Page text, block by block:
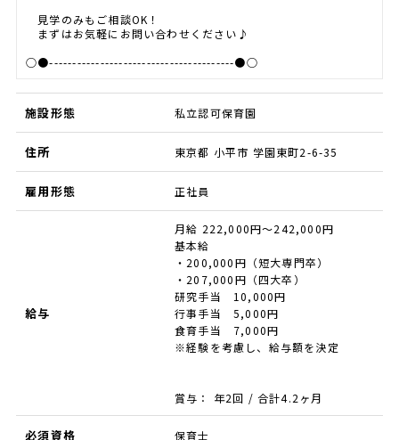
見学のみもご相談OK！
まずはお気軽にお問い合わせください♪
○●----------------------------------------●○
施設形態 私立認可保育園
住所 東京都 小平市 学園東町2-6-35
雇用形態 正社員
給与
月給 222,000円～242,000円
基本給
・200,000円（短大専門卒）
・207,000円（四大卒）
研究手当 10,000円
行事手当 5,000円
食育手当 7,000円
※経験を考慮し、給与額を決定
賞与： 年2回 / 合計4.2ヶ月
必須資格 保育士